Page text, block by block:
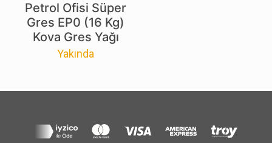
Petrol Ofisi Süper
Gres EP0 (16 Kg)
Kova Gres Yağı
Yakında